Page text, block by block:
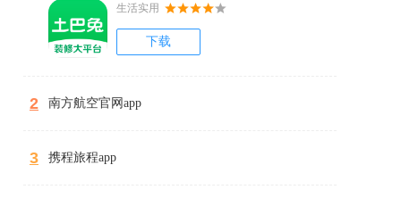
生活实用
下载
2 南方航空官网app
3 携程旅程app